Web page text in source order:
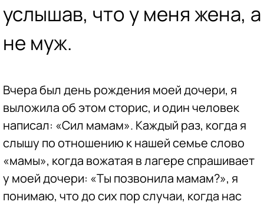
услышав, что у меня жена, а
не муж.
Вчера был день рождения моей дочери, я
выложила об этом сторис, и один человек
написал: «Сил мамам». Каждый раз, когда я
слышу по отношению к нашей семье слово
«мамы», когда вожатая в лагере спрашивает
у моей дочери: «Ты позвонила мамам?», я
понимаю, что до сих пор случаи, когда нас